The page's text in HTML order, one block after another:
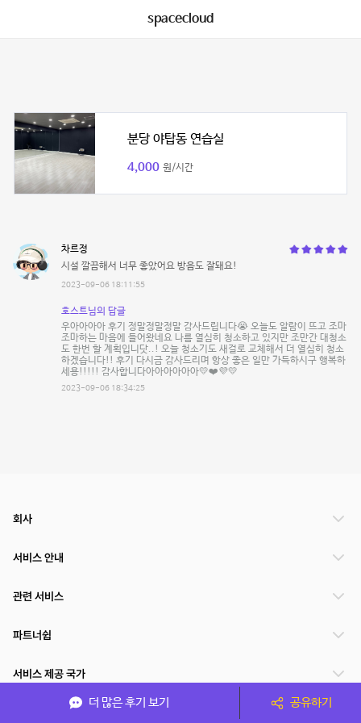
spacecloud
분당 야탑동 연습실
4,000 원/시간
차르정
시설 깔끔해서 너무 좋았어요 방음도 잘돼요!
2023-09-06 18:11:55
호스트님의 답글
우아아아아 후기 정말정말정말 감사드립니다😭 오늘도 알람이 뜨고 조마
조마하는 마음에 들어왔네요 나름 열심히 청소하고 있지만 조만간 대청소
도 한번 할 계획입니닷..! 오늘 청소기도 새걸로 교체해서 더 열심히 청소
하겠습니다!! 후기 다시금 감사드리며 항상 좋은 일만 가득하시구 행복하
세용!!!!! 감사합니다아아아아아아💛❤️💜💛
2023-09-06 18:34:25
더 많은 후기 보기 공유하기
회사
서비스 안내
관련 서비스
파트너쉽
서비스 제공 국가